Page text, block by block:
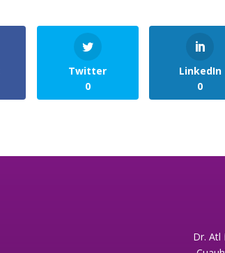
Twitter
0
LinkedIn
0
Dr. Atl